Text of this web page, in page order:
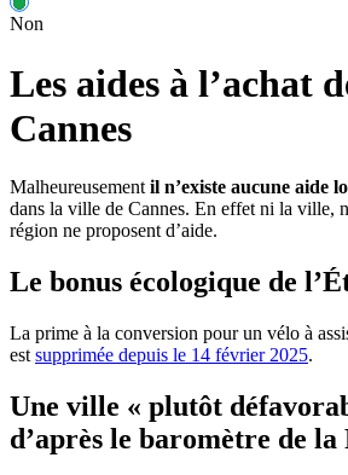
Non
Les aides à l’achat
Cannes
Malheureusement il n’existe aucune aide
dans la ville de Cannes. En effet ni la ville,
région ne proposent d’aide.
Le bonus écologique de
La prime à la conversion pour un vélo à
est supprimée depuis le 14 février 2025.
Une ville « plutôt
d’après le baromètre de la